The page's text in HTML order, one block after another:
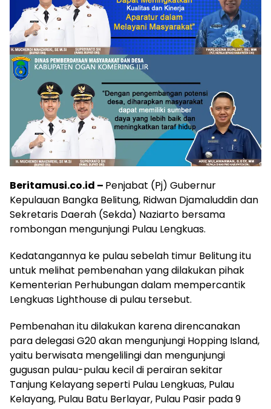
Beritamusi.co.id – Penjabat (Pj) Gubernur
Kepulauan Bangka Belitung, Ridwan Djamaluddin dan
Sekretaris Daerah (Sekda) Naziarto bersama
rombongan mengunjungi Pulau Lengkuas.
Kedatangannya ke pulau sebelah timur Belitung itu
untuk melihat pembenahan yang dilakukan pihak
Kementerian Perhubungan dalam mempercantik
Lengkuas Lighthouse di pulau tersebut.
Pembenahan itu dilakukan karena direncanakan
para delegasi G20 akan mengunjungi Hopping Island,
yaitu berwisata mengelilingi dan mengunjungi
gugusan pulau-pulau kecil di perairan sekitar
Tanjung Kelayang seperti Pulau Lengkuas, Pulau
Kelayang, Pulau Batu Berlayar, Pulau Pasir pada 9